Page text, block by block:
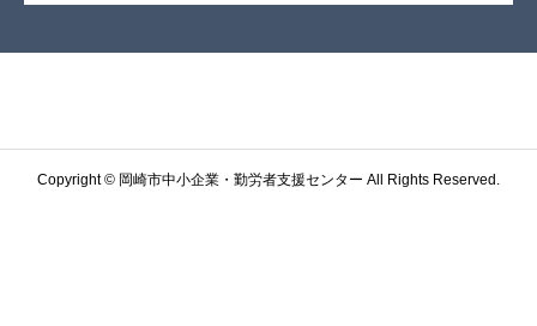
Copyright © 岡崎市中小企業・勤労者支援センター All Rights Reserved.